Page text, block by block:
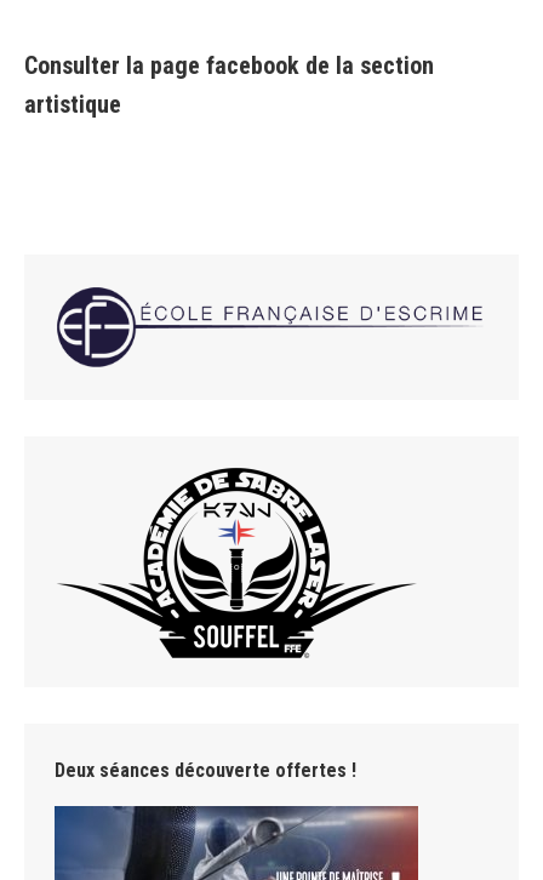
Consulter la page facebook de la section
artistique
Deux séances découverte offertes !